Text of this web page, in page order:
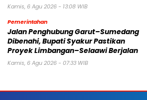
Kamis, 6 Agu 2026 - 13:08 WIB
Pemerintahan
Jalan Penghubung Garut–Sumedang
Dibenahi, Bupati Syakur Pastikan
Proyek Limbangan–Selaawi Berjalan
Kamis, 6 Agu 2026 - 07:33 WIB